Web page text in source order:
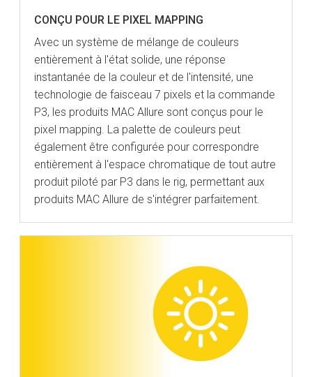
CONÇU POUR LE PIXEL MAPPING
Avec un système de mélange de couleurs
entièrement à l'état solide, une réponse
instantanée de la couleur et de l'intensité, une
technologie de faisceau 7 pixels et la commande
P3, les produits MAC Allure sont conçus pour le
pixel mapping. La palette de couleurs peut
également être configurée pour correspondre
entièrement à l'espace chromatique de tout autre
produit piloté par P3 dans le rig, permettant aux
produits MAC Allure de s'intégrer parfaitement.